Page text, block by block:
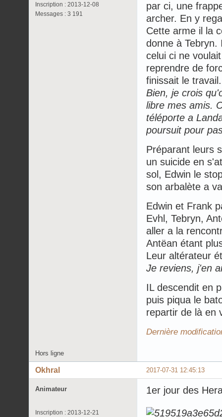
Inscription : 2013-12-08
Messages : 3 191
par ci, une
archer. En y
Cette arme il la
donne à Tebryn.
celui ci ne
reprendre de
finissait le travail.
Bien, je crois
libre mes amis.
téléporte a
poursuit pour
Préparant leurs
un suicide en
sol, Edwin le
son arbalète a
Edwin et Frank
Evhl, Tebryn,
aller a la
Antëan étant
Leur altérateur
Je reviens, j'en
IL descendit en
puis piqua le
repartir de là en
Dernière
Hors ligne
2017-07-31 12:45:13
Okhral
Animateur
Inscription : 2013-12-21
1er jour des